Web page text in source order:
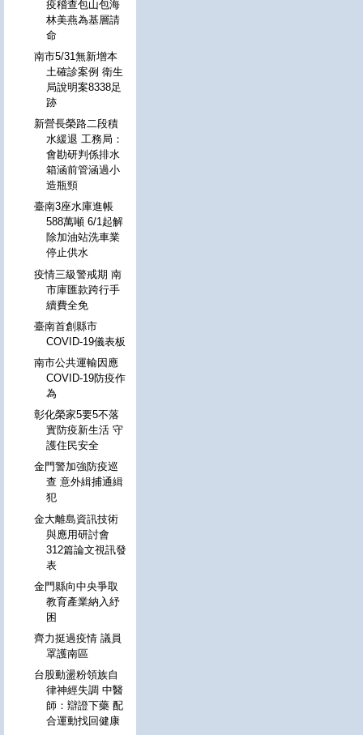
疫稽查包山包海
林美燕為基層請
命
南市5/31無新增本
土確診案例 衛生
局說明案8338足
跡
新營長榮路二段積
水緩退 工務局：
會勘研判係排水
箱涵前管涵過小
造瓶頸
臺南3座水庫進帳
588萬噸 6/1起解
除加油站洗車業
停止供水
疫情三級警戒期 南
市庫匯款跨行手
續費全免
臺南首創縣市
COVID-19儀表板
南市公共運輸因應
COVID-19防疫作
為
彰化榮家5要5不落
實防疫新生活 守
護住民安全
金門警加強防疫巡
查 意外緝捕通緝
犯
金大離島資訊技術
與應用研討會
312篇論文視訊發
表
金門縣向中央爭取
教育產業納入紓
困
齊力挺過疫情 議員
罩護南區
台股動盪粉領族自
律神經失調 中醫
師：辯證下藥 配
合運動找回健康